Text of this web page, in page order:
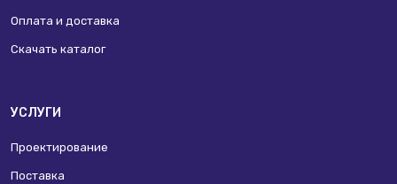
Оплата и доставка
Скачать каталог
УСЛУГИ
Проектирование
Поставка